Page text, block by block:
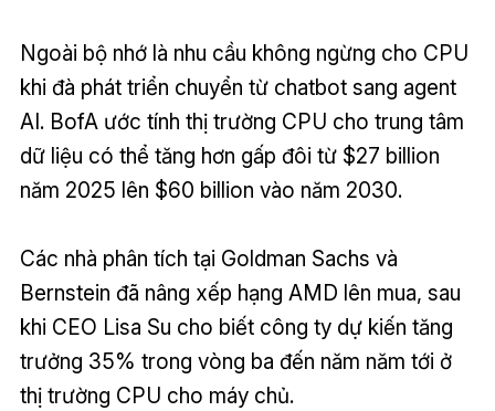
Ngoài bộ nhớ là nhu cầu không ngừng cho CPU
khi đà phát triển chuyển từ chatbot sang agent
AI. BofA ước tính thị trường CPU cho trung tâm
dữ liệu có thể tăng hơn gấp đôi từ $27 billion
năm 2025 lên $60 billion vào năm 2030.
Các nhà phân tích tại Goldman Sachs và
Bernstein đã nâng xếp hạng AMD lên mua, sau
khi CEO Lisa Su cho biết công ty dự kiến tăng
trưởng 35% trong vòng ba đến năm năm tới ở
thị trường CPU cho máy chủ.